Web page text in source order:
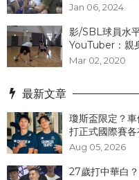
Jan 06, 2024
影/SBL球員水
YouTuber：親
Mar 02, 2020
最新文章
瓊斯盃限定？
打正式國際賽各
Aug 05, 2026
27歲打中華白